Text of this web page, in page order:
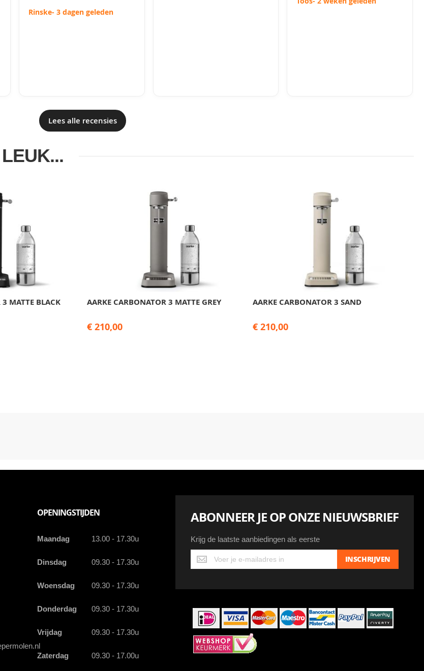
Rinske- 3 dagen geleden
Lees alle recensies
MATTE BLACK AARKE CARBONATOR 3 MATTE GREY
€ 210,00
AARKE CARBONATOR 3 SAND
€ 210,00
ABONNEER JE OP ONZE NIEUWSBRIEF
Krijg de laatste aanbiedingen als eerste
Krijg
de
eerste
INSCHRIJVEN
OPENINGSTIJDEN
Maandag 13.00 - 17.30u
Dinsdag 09.30 - 17.30u
Woensdag 09.30 - 17.30u
Donderdag 09.30 - 17.30u
Vrijdag 09.30 - 17.30u
Zaterdag 09.30 - 17.00u